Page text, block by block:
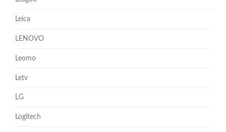
Leica
LENOVO
Leomo
Letv
LG
Logitech